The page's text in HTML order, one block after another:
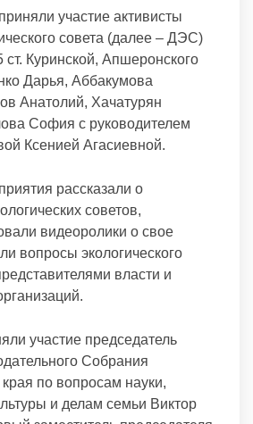
участие активисты
совета (далее – ДЭС)
Куринской, Апшеронского
Дарья, Аббакумова
Анатолий, Хачатурян
София с руководителем
Ксенией Агасиевной.
рассказали о
советов,
видеоролики о свое
вопросы экологического
власти и
участие председатель
Собрания
края по вопросам науки,
и делам семьи Виктор